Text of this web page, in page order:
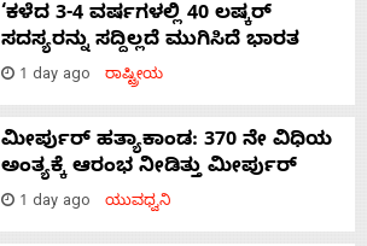
‘ಕಳೆದ 3-4 ವರ್ಷಗಳಲ್ಲಿ 40 ಲಷ್ಕರ್
ಸದಸ್ಯರನ್ನು ಸದ್ದಿಲ್ಲದೆ ಮುಗಿಸಿದೆ ಭಾರತ
1 day ago ರಾಷ್ಟ್ರೀಯ
ಮೀರ್ಪುರ್ ಹತ್ಯಾಕಾಂಡ: 370 ನೇ ವಿಧಿಯ
ಅಂತ್ಯಕ್ಕೆ ಆರಂಭ ನೀಡಿತ್ತು ಮೀರ್ಪುರ್
1 day ago ಯುವಧ್ವನಿ